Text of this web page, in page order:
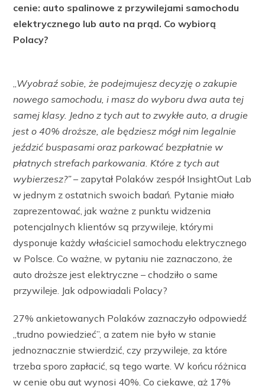
cenie: auto spalinowe z przywilejami samochodu
elektrycznego lub auto na prąd. Co wybiorą
Polacy?
„Wyobraź sobie, że podejmujesz decyzję o zakupie
nowego samochodu, i masz do wyboru dwa auta tej
samej klasy. Jedno z tych aut to zwykłe auto, a drugie
jest o 40% droższe, ale będziesz mógł nim legalnie
jeździć buspasami oraz parkować bezpłatnie w
płatnych strefach parkowania. Które z tych aut
wybierzesz?”– zapytał Polaków zespół InsightOut Lab
w jednym z ostatnich swoich badań. Pytanie miało
zaprezentować, jak ważne z punktu widzenia
potencjalnych klientów są przywileje, którymi
dysponuje każdy właściciel samochodu elektrycznego
w Polsce. Co ważne, w pytaniu nie zaznaczono, że
auto droższe jest elektryczne – chodziło o same
przywileje. Jak odpowiadali Polacy?
27% ankietowanych Polaków zaznaczyło odpowiedź
„trudno powiedzieć”, a zatem nie było w stanie
jednoznacznie stwierdzić, czy przywileje, za które
trzeba sporo zapłacić, są tego warte. W końcu różnica
w cenie obu aut wynosi 40%. Co ciekawe, aż 17%